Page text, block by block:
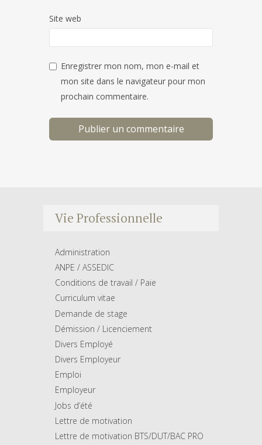
Site web
Enregistrer mon nom, mon e-mail et
mon site dans le navigateur pour mon
prochain commentaire.
Vie Professionnelle
Administration
ANPE / ASSEDIC
Conditions de travail / Paie
Curriculum vitae
Demande de stage
Démission / Licenciement
Divers Employé
Divers Employeur
Emploi
Employeur
Jobs d’été
Lettre de motivation
Lettre de motivation BTS/DUT/BAC PRO